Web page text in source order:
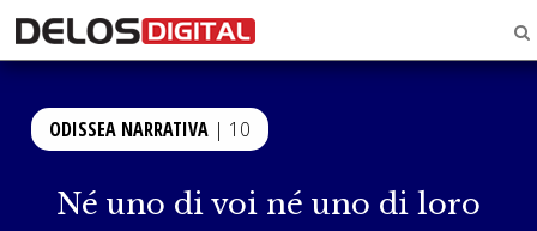
ODISSEA NARRATIVA | 10
Né uno di voi né uno di loro